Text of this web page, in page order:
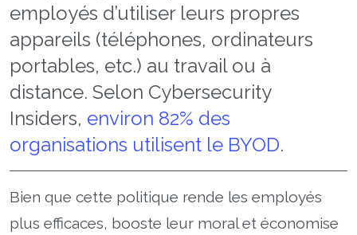
employés d’utiliser leurs propres
appareils (téléphones, ordinateurs
portables, etc.) au travail ou à
distance. Selon Cybersecurity
Insiders, environ 82% des
organisations utilisent le BYOD.
Bien que cette politique rende les employés
plus efficaces, booste leur moral et économise